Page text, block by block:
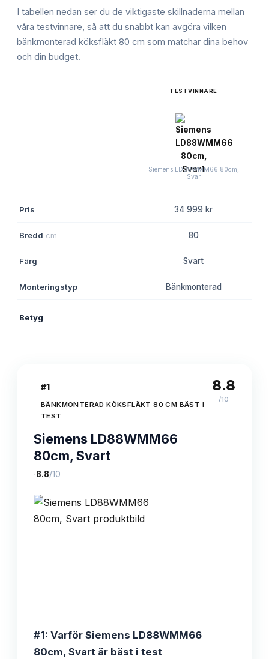
I tabellen nedan ser du de viktigaste skillnaderna mellan
våra testvinnare, så att du snabbt kan avgöra vilken
bänkmonterad köksfläkt 80 cm som matchar dina behov
och din budget.
TESTVINNARE
Siemens LD88WMM66 80cm,
Svar
Pris 34 999 kr
Bredd cm 80
Färg Svart
Monteringstyp Bänkmonterad
Betyg
#1
BÄNKMONTERAD KÖKSFLÄKT 80 CM BÄST I
TEST
Siemens LD88WMM66
80cm, Svart
·8.8/10
8.8
/10
#1: Varför Siemens LD88WMM66
80cm, Svart är bäst i test